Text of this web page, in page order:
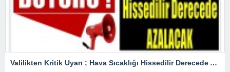
Valilikten Kritik Uyarı ; Hava Sıcaklığı Hissedilir Derecede Azalacak!